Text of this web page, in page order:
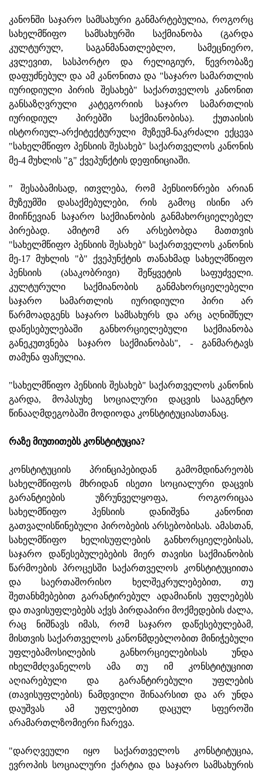
კანონში საჯარო სამსახური განმარტებულია, როგორც
სახელმწიფო სამსახურში საქმიანობა (გარდა
კულტურულ, საგანმანათლებლო, სამეცნიერო,
კვლევით, სასპორტო და რელიგიურ, წევრობაზე
დაფუძნებულ და ამ კანონითა და "საჯარო სამართლის
იურიდიული პირის შესახებ" საქართველოს კანონით
განსაზღვრული კატეგორიის საჯარო სამართლის
იურიდიულ პირებში საქმიანობისა). ქუთაისის
ისტორიულ-არქიტექტურული მუზეუმ-ნაკრძალი ექცევა
"სახელმწიფო პენსიის შესახებ" საქართველოს კანონის
მე-4 მუხლის "გ" ქვეპუნქტის დეფინიციაში.
" შესაბამისად, ითვლება, რომ პენსიონრები არიან
მუზეუმში დასაქმებულები, რის გამოც ისინი არ
მიიჩნევიან საჯარო საქმიანობის განმახორციელებელ
პირებად. ამიტომ არ არსებობდა მათთვის
"სახელმწიფო პენსიის შესახებ" საქართველოს კანონის
მე-17 მუხლის "ბ" ქვეპუნქტის თანახმად სახელმწიფო
პენსიის (ასაკობრივი) შეწყვეტის საფუძველი.
კულტურული საქმიანობის განმახორციელებელი
საჯარო სამართლის იურიდიული პირი არ
წარმოადგენს საჯარო სამსახურს და არც აღნიშნულ
დაწესებულებაში განხორციელებული საქმიანობა
განეკუთვნება საჯარო საქმიანობას", - განმარტავს
თამუნა ფაჩულია.
"სახელმწიფო პენსიის შესახებ" საქართველოს კანონის
გარდა, მოპასუხე სოციალური დაცვის სააგენტო
წინააღმდეგობაში მოდიოდა კონსტიტუციასთანაც.
რაზე მიუთითებს კონსტიტუცია?
კონსტიტუციის პრინციპებიდან გამომდინარეობს
სახელმწიფოს მხრიდან ისეთი სოციალური დაცვის
გარანტიების უზრუნველყოფა, როგორიცაა
სახელმწიფო პენსიის დანიშვნა კანონით
გათვალისწინებული პირობების არსებობისას. ამასთან,
სახელმწიფო ხელისუფლების განხორციელებისას,
საჯარო დაწესებულებების მიერ თავისი საქმიანობის
წარმოების პროცესში საქართველოს კონსტიტუციითა
და საერთაშორისო ხელშეკრულებებით, თუ
შეთანხმებებით გარანტირებულ ადამიანის უფლებებს
და თავისუფლებებს აქვს პირდაპირი მოქმედების ძალა,
რაც ნიშნავს იმას, რომ საჯარო დაწესებულებამ,
მისთვის საქართველოს კანონმდებლობით მინიჭებული
უფლებამოსილების განხორციელებისას უნდა
იხელმძღვანელოს ამა თუ იმ კონსტიტუციით
აღიარებული და გარანტირებული უფლების
(თავისუფლების) ნამდვილი შინაარსით და არ უნდა
დაუშვას ამ უფლებით დაცულ სფეროში
არამართლზომიერი ჩარევა.
"დარღვეული იყო საქართველოს კონსტიტუცია,
ევროპის სოციალური ქარტია და საჯარო სამსახურის